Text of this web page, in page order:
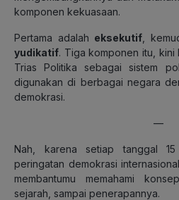
komponen kekuasaan.
Pertama adalah eksekutif ,
yudikatif. Tiga komponen itu,
Trias Politika sebagai sistem
digunakan di berbagai negara
demokrasi.
—
Nah, karena setiap tanggal
peringatan demokrasi
membantumu memahami
sejarah, sampai penerapannya.